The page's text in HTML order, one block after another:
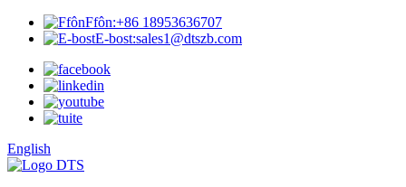
Ffôn:+86 18953636707
E-bost:sales1@dtszb.com
English